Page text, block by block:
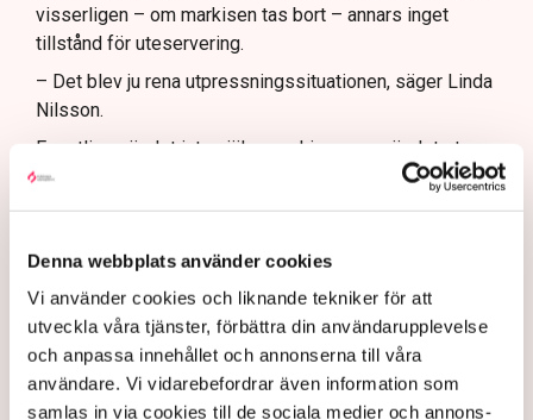
Denna webbplats använder cookies
Vi använder cookies och liknande tekniker för att
utveckla våra tjänster, förbättra din användarupplevelse
och anpassa innehållet och annonserna till våra
användare. Vi vidarebefordrar även information som
samlas in via cookies till de sociala medier och annons-
visserligen – om markisen tas bort – annars inget
tillstånd för uteservering.
– Det blev ju rena utpressningssituationen, säger Linda
Nilsson.
Egentligen är det inte själva markisen som är det stora
problemet, det är de fyra benen som när markisen är
utfälld vilar på den kommunala marken. Om markisen
det inte varit något bekymmer med tillstånden.
– Jag kan ju tycka att det är lite väl hård tillämpning av
de nya riktlinjerna, suckar hon.
De kraftiga protesterna från många av stadens krögare
mot de nya riktlinjerna har fått Norrköpings kommun att